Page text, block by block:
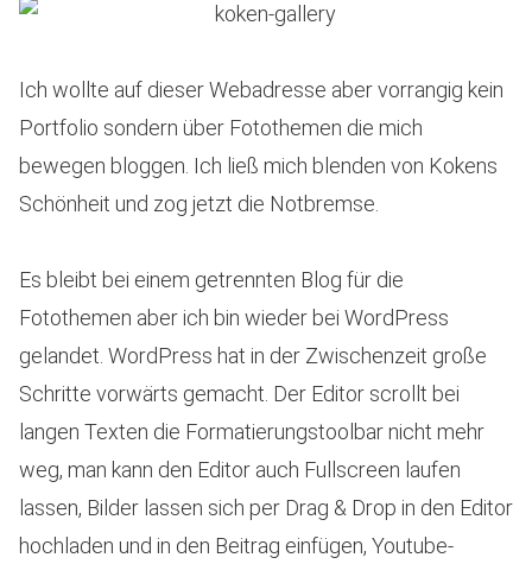
Ich wollte auf dieser Webadresse aber vorrangig kein
Portfolio sondern über Fotothemen die mich
bewegen bloggen. Ich ließ mich blenden von Kokens
Schönheit und zog jetzt die Notbremse.
Es bleibt bei einem getrennten Blog für die
Fotothemen aber ich bin wieder bei WordPress
gelandet. WordPress hat in der Zwischenzeit große
Schritte vorwärts gemacht. Der Editor scrollt bei
langen Texten die Formatierungstoolbar nicht mehr
weg, man kann den Editor auch Fullscreen laufen
lassen, Bilder lassen sich per Drag & Drop in den Editor
hochladen und in den Beitrag einfügen, Youtube-